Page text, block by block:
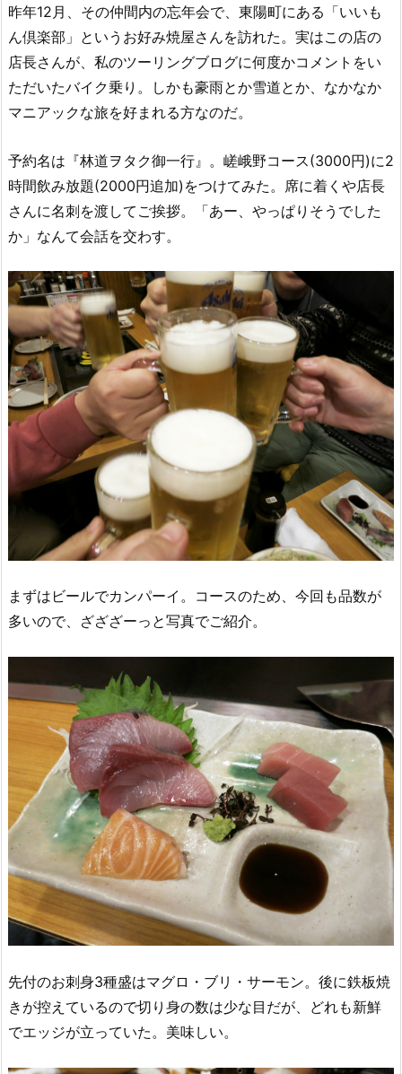
昨年12月、その仲間内の忘年会で、東陽町にある「いいも
ん倶楽部」というお好み焼屋さんを訪れた。実はこの店の
店長さんが、私のツーリングブログに何度かコメントをい
ただいたバイク乗り。しかも豪雨とか雪道とか、なかなか
マニアックな旅を好まれる方なのだ。
予約名は『林道ヲタク御一行』。嵯峨野コース(3000円)に2
時間飲み放題(2000円追加)をつけてみた。席に着くや店長
さんに名刺を渡してご挨拶。「あー、やっぱりそうでした
か」なんて会話を交わす。
まずはビールでカンパーイ。コースのため、今回も品数が
多いので、ざざざーっと写真でご紹介。
先付のお刺身3種盛はマグロ・ブリ・サーモン。後に鉄板焼
きが控えているので切り身の数は少な目だが、どれも新鮮
でエッジが立っていた。美味しい。